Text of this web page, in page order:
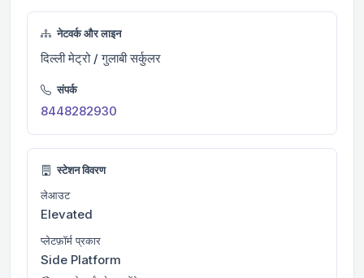
नेटवर्क और लाइन
दिल्ली मेट्रो / गुलाबी सर्कुलर
संपर्क
8448282930
स्टेशन विवरण
लेआउट
Elevated
प्लेटफ़ॉर्म प्रकार
Side Platform